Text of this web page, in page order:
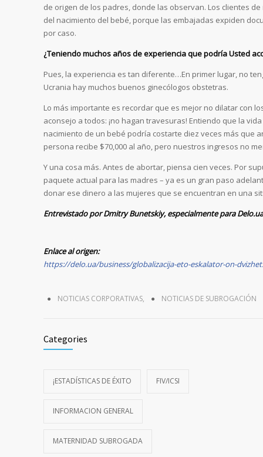
de origen de los padres, donde las observan. Los clientes
del nacimiento del bebé, porque las embajadas expiden
por caso.
¿Teniendo muchos años de experiencia que podría Usted
Pues, la experiencia es tan diferente…En primer lugar, no
Ucrania hay muchos buenos ginecólogos obstetras.
Lo más importante es recordar que es mejor no dilatar con
aconsejo a todos: ¡no hagan travesuras! Entiendo que la
nacimiento de un bebé podría costarte diez veces más que
persona recibe $70,000 al año, pero nuestros ingresos no
Y una cosa más. Antes de abortar, piensa cien veces. Por
paquete actual para las madres – ya es un gran paso
donar ese dinero a las mujeres que se encuentran en una
Entrevistado por Dmitry Bunetskiy, especialmente para Delo.ua
Enlace al origen:
https://delo.ua/business/globalizacija-eto-eskalator-on-
NOTICIAS CORPORATIVAS, NOTICIAS DE SUBROGACIÓN
Categories
¡ESTADÍSTICAS DE ÉXITO FIV/ICSI
INFORMACION GENERAL
MATERNIDAD SUBROGADA